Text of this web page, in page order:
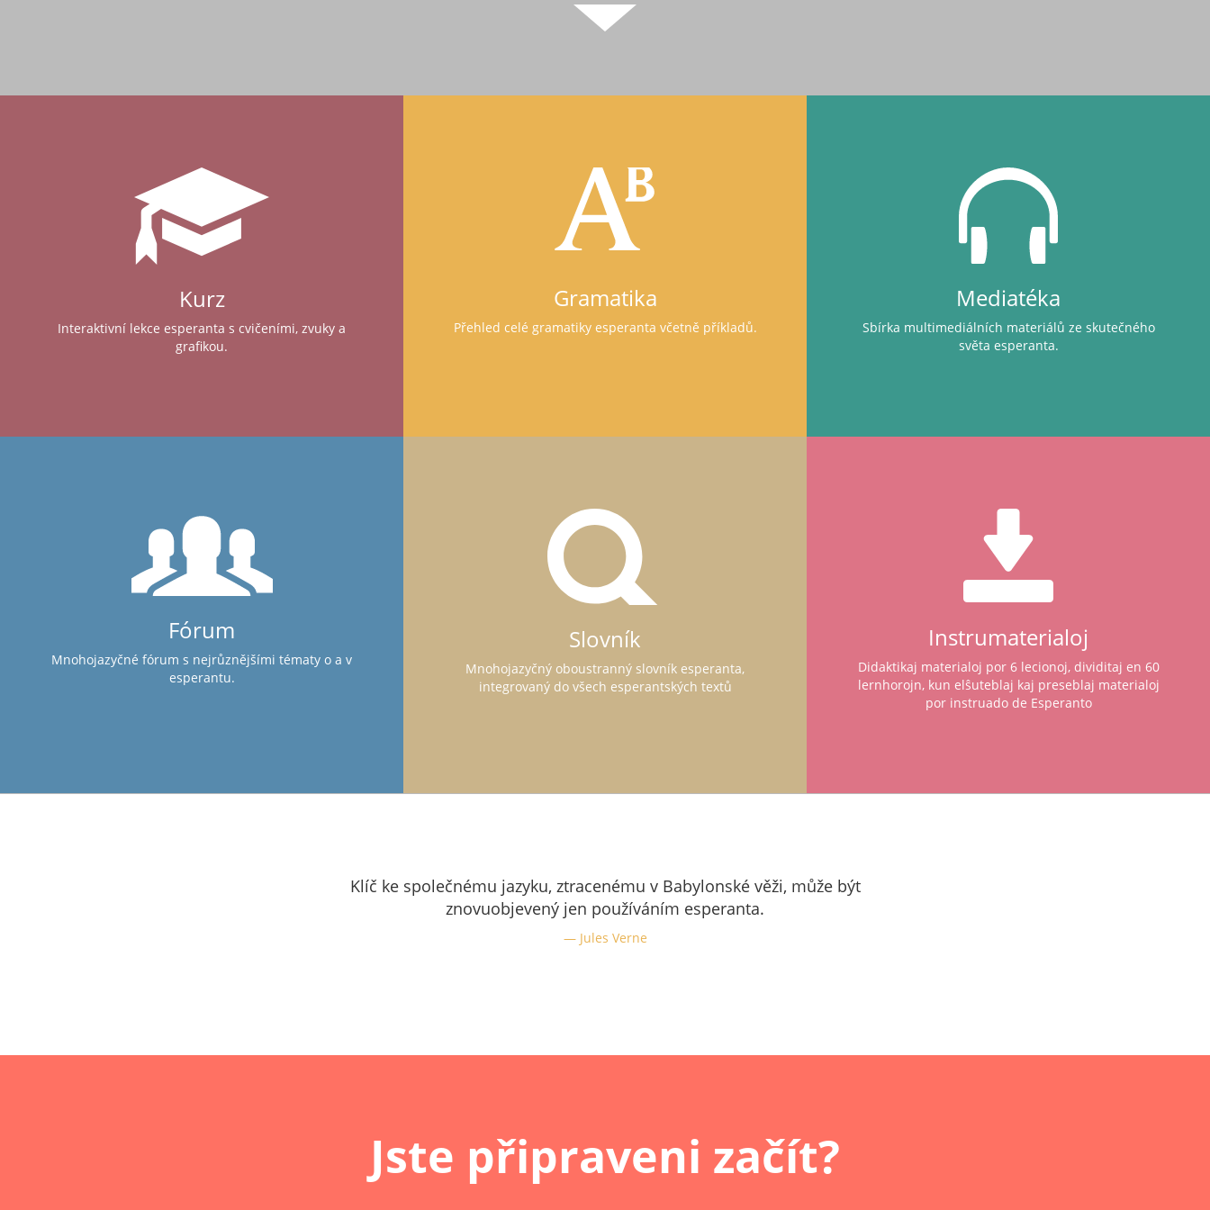
Kurz
Interaktivní lekce esperanta s cvičeními, zvuky a
grafikou.
Gramatika
Přehled celé gramatiky esperanta včetně příkladů.
Mediatéka
Sbírka multimediálních materiálů ze skutečného
světa esperanta.
Fórum
Mnohojazyčné fórum s nejrůznějšími tématy o a v
esperantu.
Slovník
Mnohojazyčný oboustranný slovník esperanta,
integrovaný do všech esperantských textů
Instrumaterialoj
Didaktikaj materialoj por 6 lecionoj, dividitaj en 60
lernhorojn, kun elŝuteblaj kaj preseblaj materialoj
por instruado de Esperanto
Klíč ke společnému jazyku, ztracenému v Babylonské věži, může být
znovuobjevený jen používáním esperanta.
Jules Verne
Jste připraveni začít?